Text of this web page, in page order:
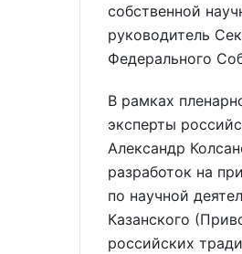
собственной
руководитель
Федерального
В рамках
эксперты
Александр
разработок на
по научной
Казанского
российских